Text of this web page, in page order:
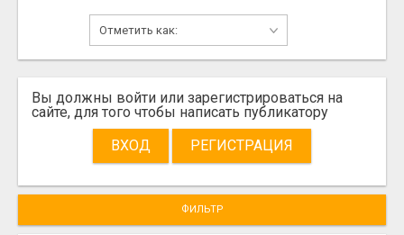
Вы должны войти или зарегистрироваться на
сайте, для того чтобы написать публикатору
ВХОД
РЕГИСТРАЦИЯ
ФИЛЬТР